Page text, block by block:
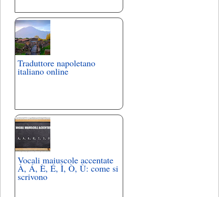
Traduttore napoletano
italiano online
Vocali maiuscole accentate
À, Á, È, É, Ì, Ò, Ù: come si
scrivono